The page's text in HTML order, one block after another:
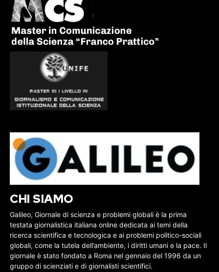
CHI SIAMO
Galileo, Giornale di scienza e problemi globali è la prima
testata giornalistica italiana online dedicata ai temi della
ricerca scientifica e tecnologica e ai problemi politico-sociali
globali, come la tutela dell’ambiente, i diritti umani e la pace. Il
giornale è stato fondato a Roma nel gennaio del 1996 da un
gruppo di scienziati e di giornalisti scientifici.